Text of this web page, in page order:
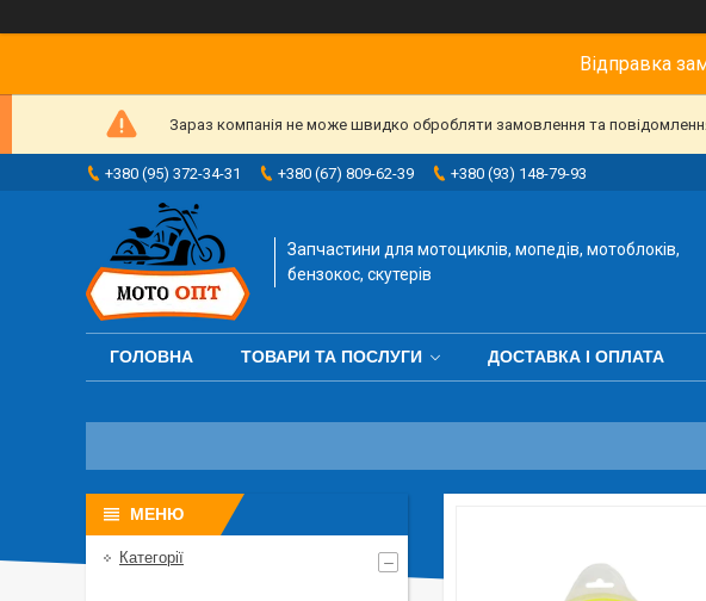
Відправка
Зараз компанія не може швидко обробляти замовлення та
+380 (95) 372-34-31 +380 (67) 809-62-39 +380 (93) 148-79-93
Запчастини для мотоциклів, мопедів, мотоблоків,
бензокос, скутерів
ГОЛОВНА ТОВАРИ ТА ПОСЛУГИ ДОСТАВКА І ОПЛАТА
Категорії